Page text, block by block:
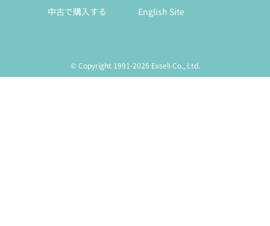
中古で購入する
English Site
© Copyright 1991-2026 Exseli Co., Ltd.